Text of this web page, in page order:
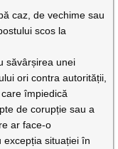
caz, de vechime sau
scos la
săvârșirea unei
ori contra autorității,
împiedică
de corupție sau a
ar face-o
excepția situației în